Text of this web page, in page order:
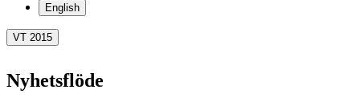
English
VT 2015
Nyhetsflöde